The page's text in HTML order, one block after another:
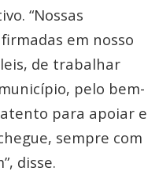
“Nossas
em nosso
de trabalhar
pelo bem-
para apoiar e
sempre com
disse.